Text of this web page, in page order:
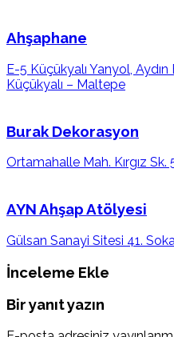
Ahşaphane
E-5 Küçükyalı Yanyol,
Küçükyalı – Maltepe
Burak Dekorasyon
Ortamahalle Mah. Kırgız
AYN Ahşap Atölyesi
Gülsan Sanayi Sitesi 41.
İnceleme Ekle
Bir yanıt yazın